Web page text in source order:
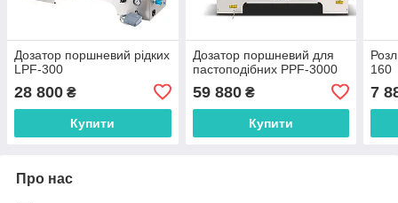
Дозатор поршневий рідких
LPF-300
28 800 ₴
Купити
Дозатор поршневий для
пастоподібних PPF-3000
59 880₴
Купити
160
7
Про нас